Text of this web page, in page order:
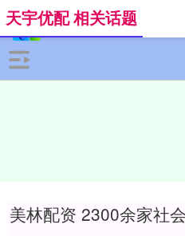
天宇优配 相关话题